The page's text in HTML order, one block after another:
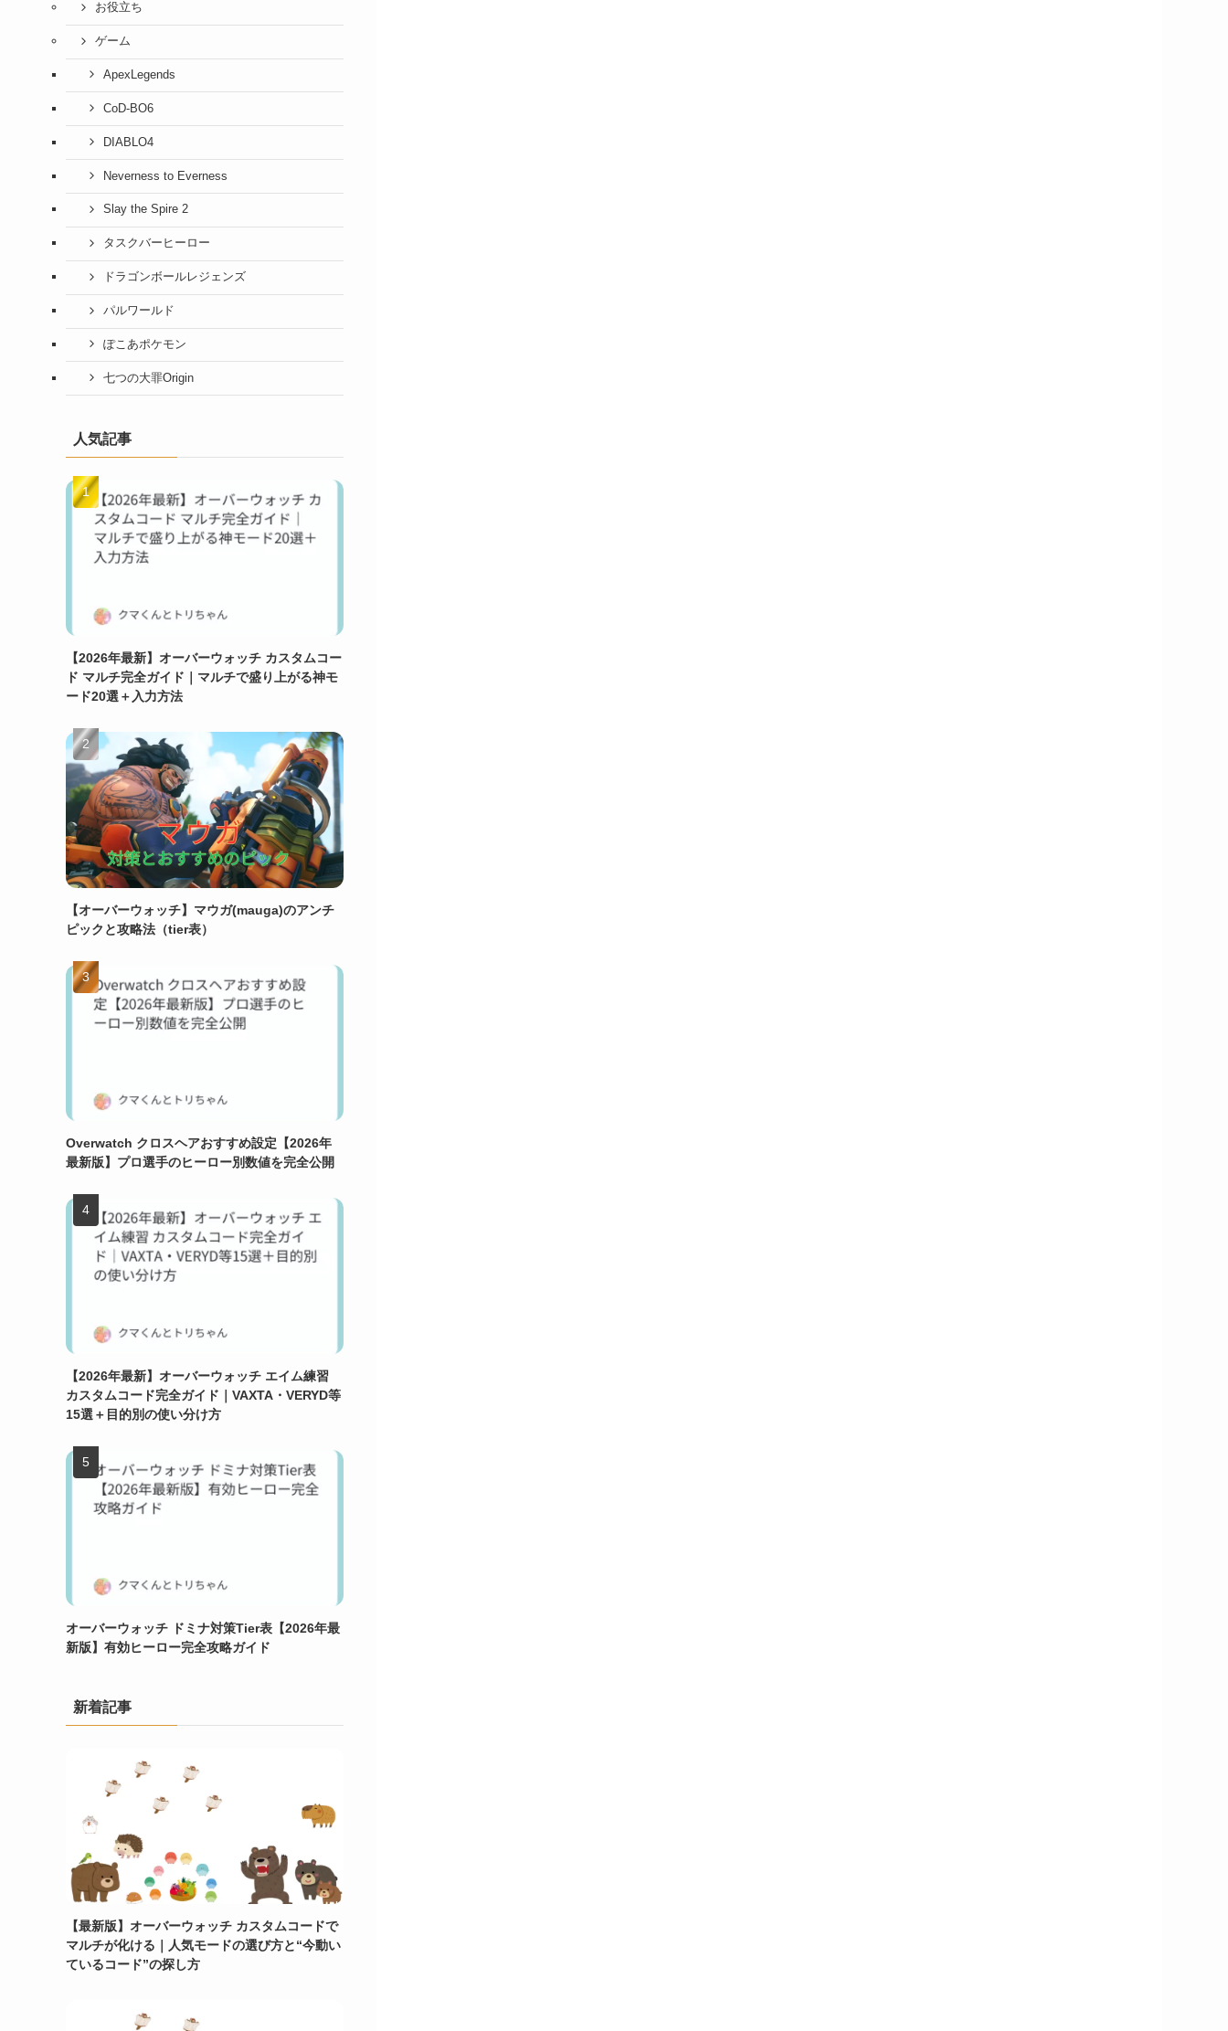
お役立ち
ゲーム
ApexLegends
CoD-BO6
DIABLO4
Neverness to Everness
Slay the Spire 2
タスクバーヒーロー
ドラゴンボールレジェンズ
パルワールド
ぽこあポケモン
七つの大罪Origin
人気記事
【2026年最新】オーバーウォッチ カスタムコー
ド マルチ完全ガイド｜マルチで盛り上がる神モ
ード20選＋入力方法
【オーバーウォッチ】マウガ(mauga)のアンチ
ピックと攻略法（tier表）
Overwatch クロスヘアおすすめ設定【2026年
最新版】プロ選手のヒーロー別数値を完全公開
【2026年最新】オーバーウォッチ エイム練習
カスタムコード完全ガイド｜VAXTA・VERYD等
15選＋目的別の使い分け方
オーバーウォッチ ドミナ対策Tier表【2026年最
新版】有効ヒーロー完全攻略ガイド
新着記事
【最新版】オーバーウォッチ カスタムコードで
マルチが化ける｜人気モードの選び方と“今動い
ているコード”の探し方